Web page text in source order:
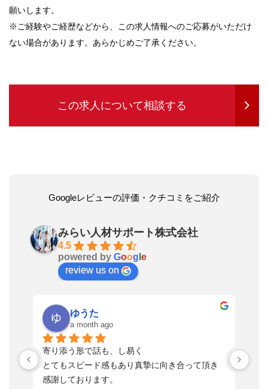
願いします。
※ご経験やご経歴などから、この求人情報へのご応募がいただけ
ない場合があります。あらかじめご了承ください。
この求人について相談する
Googleレビューの評価・クチコミをご紹介
みらい人材サポート株式会社
4.5
powered by Goog e
review us on
ゆうた
a month ago
寄り添う形で話も、し易く
とてもスピード感もあり真摯に向き合って頂き
感謝しております。